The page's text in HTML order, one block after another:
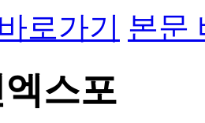
로가기 본문
스포